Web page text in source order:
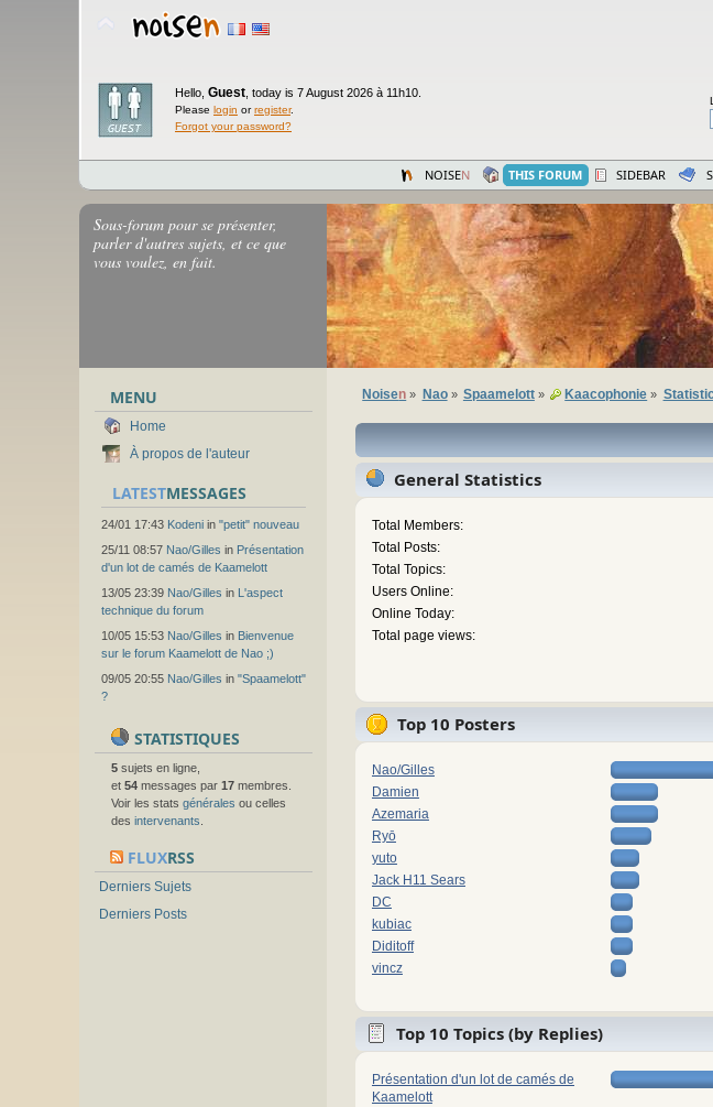
Hello, Guest today is 7 August 2026 à 11h10.
Please login orregister.
Forgot your password?
NOISEN THIS FORUM SIDEBAR
Sous-forum pour se présenter,
parler d'autres sujets, et ce que
vous voulez, en fait.
MENU
Home
À propos de l'auteur
LATESTMESSAGES
24/01 17:43 Kodeni in "petit" nouveau
25/11 08:57 Nao/Gilles in Présentation
d'un lot de camés de Kaamelott
13/05 23:39 Nao/Gilles in L'aspect
technique du forum
10/05 15:53 Nao/Gilles in Bienvenue
sur le forum Kaamelott de Nao ;)
09/05 20:55 Nao/Gilles in "Spaamelott"
?
STATISTIQUES
5 sujets en ligne,
et 54 messages par 17 membres.
Voir les stats générales ou celles
des intervenants
FLUXRSS
Derniers Sujets
Derniers Posts
Noisen » Nao» Spaamelott» Kaacophonie »
General Statistics
Total Members:
Total Posts:
Total Topics:
Users Online:
Online Today:
Total page views:
Top 10 Posters
Nao/Gilles
Damien
Azemaria
Ryō
yuto
Jack H11 Sears
DC
kubiac
Diditoff
vincz
Top 10 Topics (by Replies)
Présentation d'un lot de camés de
Kaamelott